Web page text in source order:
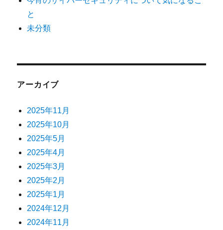
と
未分類
アーカイブ
2025年11月
2025年10月
2025年5月
2025年4月
2025年3月
2025年2月
2025年1月
2024年12月
2024年11月